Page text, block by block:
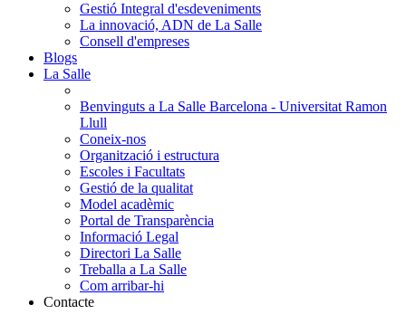
Gestió Integral d'esdeveniments
La innovació, ADN de La Salle
Consell d'empreses
Blogs
La Salle
Benvinguts a La Salle Barcelona - Universitat Ramon
Llull
Coneix-nos
Organització i estructura
Escoles i Facultats
Gestió de la qualitat
Model acadèmic
Portal de Transparència
Informació Legal
Directori La Salle
Treballa a La Salle
Com arribar-hi
Contacte